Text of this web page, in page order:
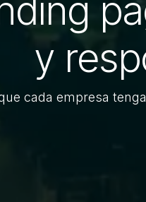
y
cada empresa